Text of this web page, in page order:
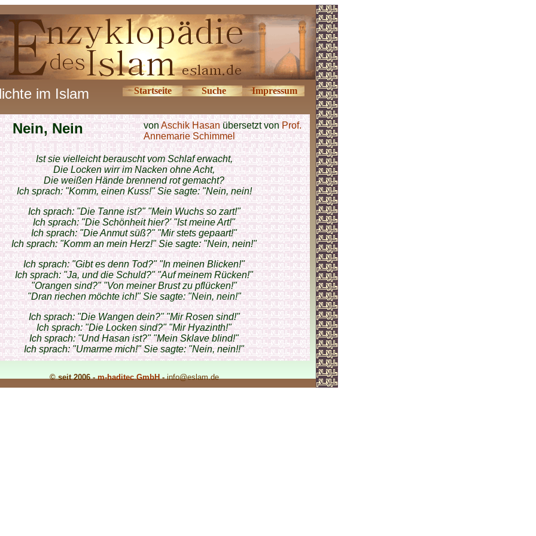
im Islam Startseite Suche Impressum
Nein, Nein vonAschik Hasanübersetzt vonProf.
Annemarie Schimmel
Ist sie vielleicht berauscht vom Schlaf erwacht,
Die Locken wirr im Nacken ohne Acht,
Die weißen Hände brennend rot gemacht?
Ich sprach: "Komm, einen Kuss!" Sie sagte: "Nein, nein!
Ich sprach: "Die Tanne ist?" "Mein Wuchs so zart!"
Ich sprach: "Die Schönheit hier?' "Ist meine Art!"
Ich sprach: "Die Anmut süß?" "Mir stets gepaart!"
Ich sprach: "Komm an mein Herz!" Sie sagte: "Nein, nein!"
Ich sprach: "Gibt es denn Tod?" "In meinen Blicken!"
Ich sprach: "Ja, und die Schuld?" "Auf meinem Rücken!"
"Orangen sind?" "Von meiner Brust zu pflücken!"
"Dran riechen möchte ich!" Sie sagte: "Nein, nein!"
Ich sprach: "Die Wangen dein?" "Mir Rosen sind!"
Ich sprach: "Die Locken sind?" "Mir Hyazinth!"
Ich sprach: "Und Hasan ist?" "Mein Sklave blind!"
Ich sprach: "Umarme mich!" Sie sagte: "Nein, nein!!"
© seit 2006 -m-haditec GmbH-info@eslam.de